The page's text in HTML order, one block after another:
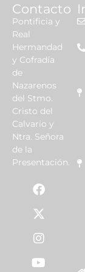
Contacto
Pontificia y
Real
Hermandad
y Cofradía
de
Nazarenos
del Stmo.
Cristo del
Calvario y
Ntra. Señora
de la
Presentación.